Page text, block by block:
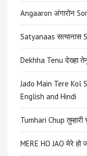
Angaaron अंगारोन
Satyanaas सत्यानास
Dekhha Tenu देख्हा
Jado Main Tere Kol
English and Hindi
Tumhari Chup
MERE HO JAO मेरे